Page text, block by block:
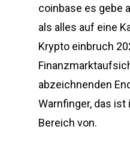
coinbase es gebe
als alles auf eine
Krypto einbruch
abzeichnenden
Warnfinger, das ist
Bereich von.